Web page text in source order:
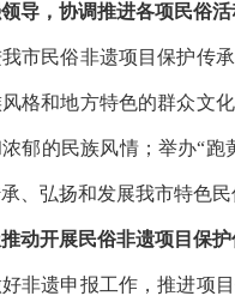
导，协调推进各项民俗
民俗非遗项目保护传承
格和地方特色的群众文
郁的民族风情；举办“
、弘扬和发展我市特色
动开展民俗非遗项目保
遗申报工作，推进项目